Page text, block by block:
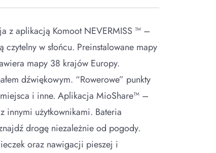
z aplikacją Komoot NEVERMISS ™ –
w słońcu. Preinstalowane mapy
mapy 38 krajów Europy.
dźwiękowym. “Rowerowe” punkty
i inne. Aplikacja MioShare™ –
innymi użytkownikami. Bateria
drogę niezależnie od pogody.
oraz nawigacji pieszej i